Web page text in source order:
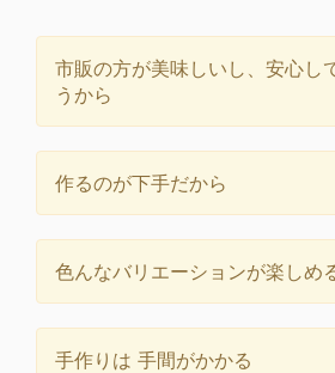
市販の方が美味しいし、安心し
うから
作るのが下手だから
色んなバリエーションが楽しめ
手作りは 手間がかかる